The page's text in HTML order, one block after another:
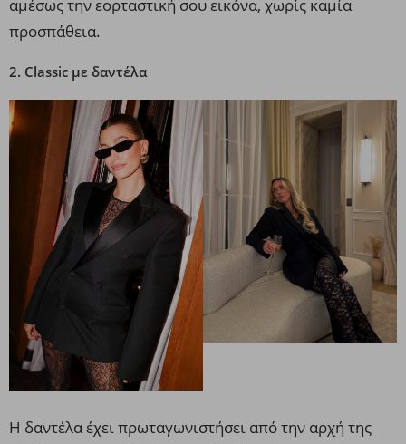
αμέσως την εορταστική σου εικόνα, χωρίς καμία
προσπάθεια.
2. Classic με δαντέλα
Η δαντέλα έχει πρωταγωνιστήσει από την αρχή της